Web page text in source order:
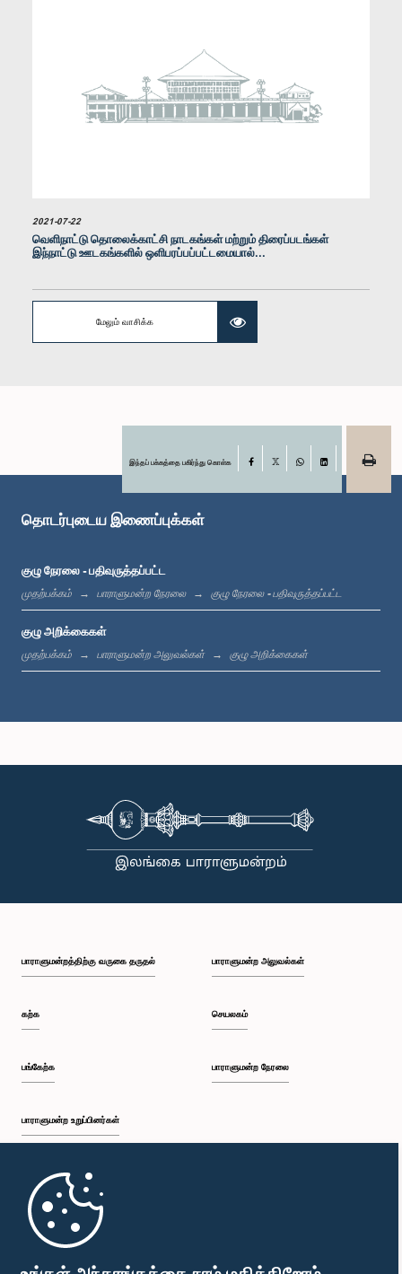
2021-07-22
வெளிநாட்டு தொலைக்காட்சி நாடகங்கள் மற்றும் திரைப்படங்கள்
இந்நாட்டு ஊடகங்களில் ஒளிபரப்பப்பட்டமையால்...
மேலும் வாசிக்க
இந்தப் பக்கத்தை பகிர்ந்து கொள்க Facebook
LinkedIn
தொடர்புடைய இணைப்புக்கள்
குழு நேரலை - பதிவுருத்தப்பட்ட
முதற்பக்கம் பாராளுமன்ற நேரலை குழு நேரலை - பதிவுருத்தப்பட்ட
குழு அறிக்கைகள்
முதற்பக்கம் பாராளுமன்ற அலுவல்கள் குழு அறிக்கைகள்
பாராளுமன்றத்திற்கு வருகை தருதல்
கற்க
பங்கேற்க
பாராளுமன்ற உறுப்பினர்கள்
முதற்பக்கம்
பாராளுமன்ற அலுவல்கள்
செயலகம்
பாராளுமன்ற நேரலை
பாராளுமன்ற கையடக்க செயலி